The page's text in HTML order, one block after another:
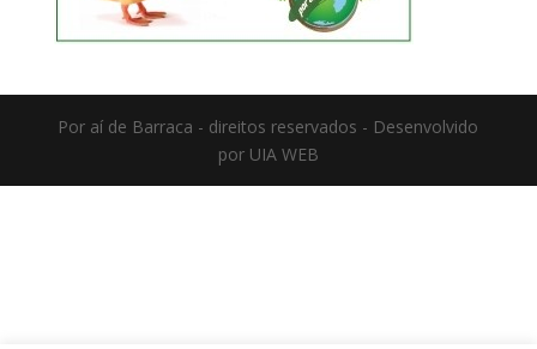
Por aí de Barraca - direitos reservados - Desenvolvido
por UIA WEB